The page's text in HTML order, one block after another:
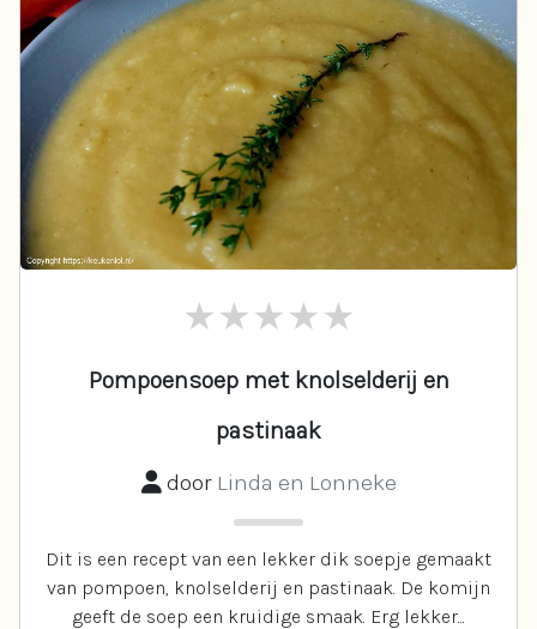
Pompoensoep met knolselderij en
pastinaak
door Linda en Lonneke
Dit is een recept van een lekker dik soepje gemaakt
van pompoen, knolselderij en pastinaak. De komijn
geeft de soep een kruidige smaak. Erg lekker...